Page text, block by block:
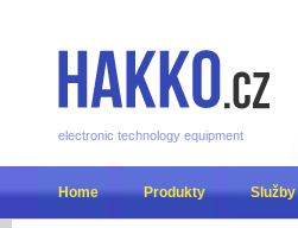
electronic technology equipment
Home Produkty Služby